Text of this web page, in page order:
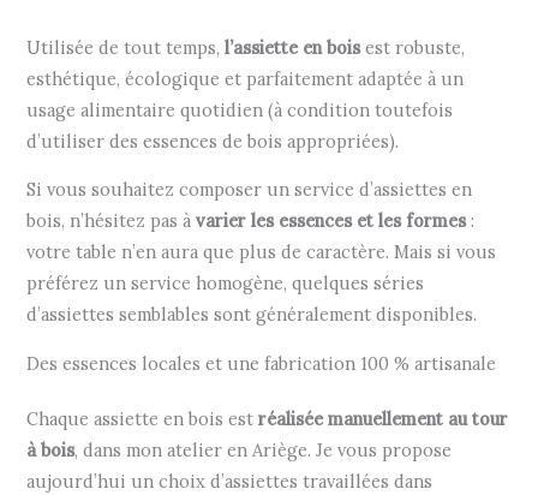
Utilisée de tout temps,l’assiette en boisest robuste,
esthétique, écologique et parfaitement adaptée à un
usage alimentaire quotidien (à condition toutefois
d’utiliser des essences de bois appropriées).
Si vous souhaitez composer un service d’assiettes en
bois, n’hésitez pas àvarier les essences et les formes:
votre table n’en aura que plus de caractère. Mais si vous
préférez un service homogène, quelques séries
d’assiettes semblables sont généralement disponibles.
Des essences locales et une fabrication 100 % artisanale
Chaque assiette en bois estréalisée manuellement au tour
à bois, dans mon atelier en Ariège. Je vous propose
aujourd’hui un choix d’assiettes travaillées dans